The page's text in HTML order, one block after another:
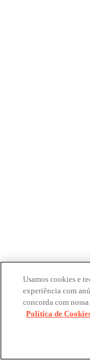
Usamos cookies e
experiência com
concorda com nossa
Política de